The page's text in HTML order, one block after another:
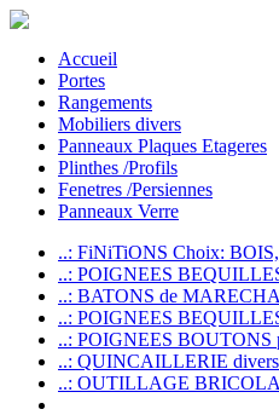
Accueil
Portes
Rangements
Mobiliers divers
Panneaux Plaques Etageres
Plinthes /Profils
Fenetres /Persiennes
Panneaux Verre
..: FiNiTiONS Choix:
..: POIGNEES
..: BATONS de
..: POIGNEES
..: POIGNEES
..: QUINCAILLERIE
..: OUTILLAGE